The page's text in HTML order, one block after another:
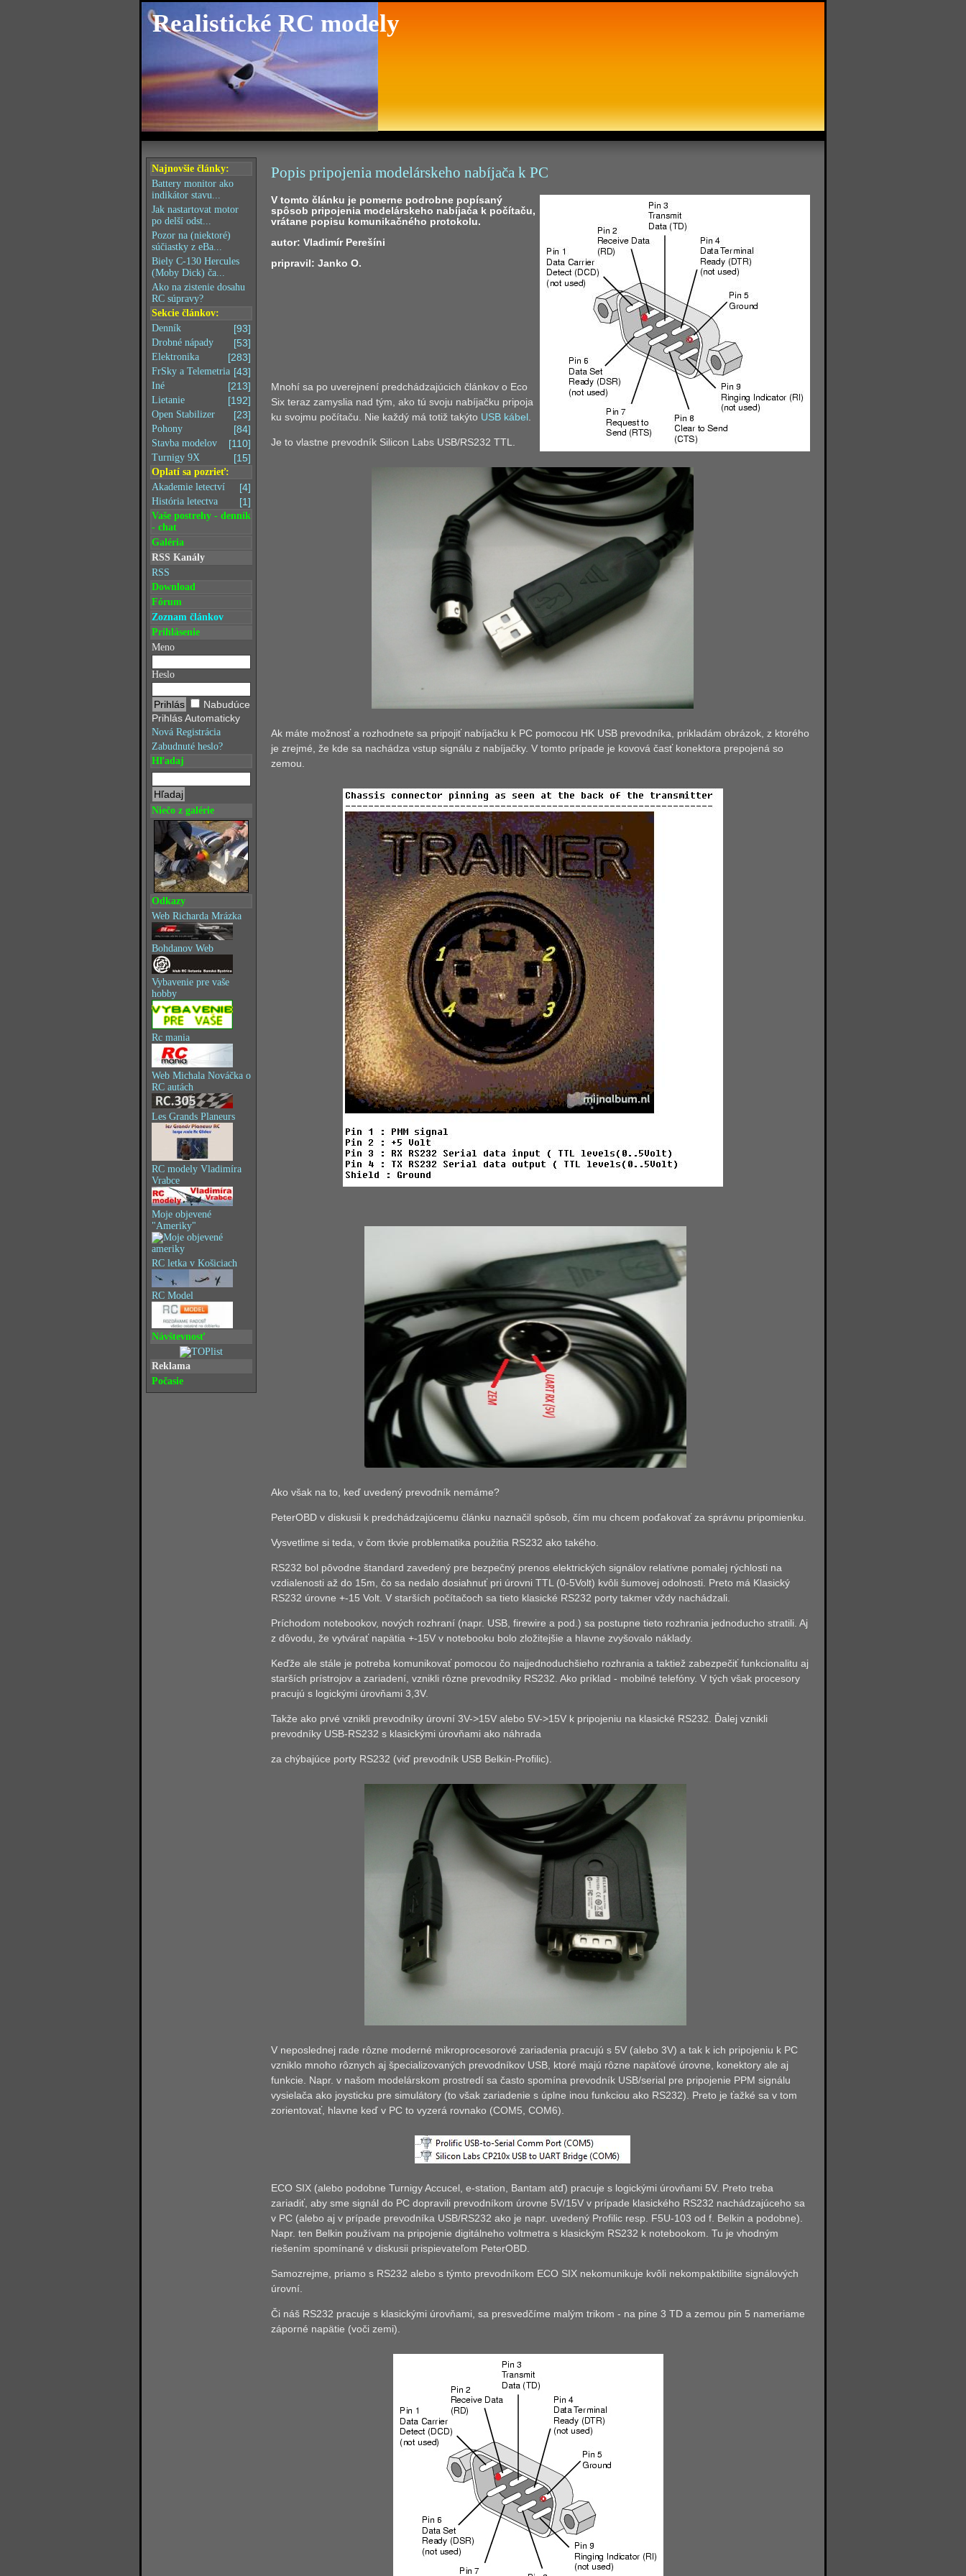
Realistické RC modely
Najnovšie články:
Battery monitor ako
indikátor stavu...
Jak nastartovat motor
po delší odst...
Pozor na (niektoré)
súčiastky z eBa...
Biely C-130 Hercules
(Moby Dick) ča...
Ako na zistenie dosahu
RC súpravy?
Sekcie článkov:
[93]
Denník
[53]
Drobné nápady
[283]
Elektronika
[43]
FrSky a Telemetria
[213]
Iné
[192]
Lietanie
[23]
Open Stabilizer
[84]
Pohony
[110]
Stavba modelov
[15]
Turnigy 9X
Oplatí sa pozrieť:
[4]
Akademie letectví
[1]
História letectva
Vaše postrehy - denník
- chat
Galéria
RSS Kanály
RSS
Download
Fórum
Zoznam článkov
Prihlásenie
Meno
Heslo
Nabudúce
Prihlás Automaticky
Nová Registrácia
Zabudnuté heslo?
Hľadaj
Niečo z galérie
Odkazy
Web Richarda Mrázka
Bohdanov Web
Vybavenie pre vaše
hobby
Rc mania
Web Michala Nováčka o
RC autách
Les Grands Planeurs
RC modely Vladimíra
Vrabce
Moje objevené
"Ameriky"
RC letka v Košiciach
RC Model
Návštevnosť
Reklama
Počasie
Popis pripojenia modelárskeho nabíjača k PC
V tomto článku je pomerne podrobne popísaný
spôsob pripojenia modelárskeho nabíjača k počítaču,
vrátane popisu komunikačného protokolu.
autor: Vladimír Perešíni
pripravil: Janko O.
Mnohí sa po uverejnení predchádzajúcich článkov o Eco
Six teraz zamyslia nad tým, ako tú svoju nabíjačku pripoja
ku svojmu počítaču. Nie každý má totiž takýto USB kábel
Je to vlastne prevodník Silicon Labs USB/RS232 TTL.
Ak máte možnosť a rozhodnete sa pripojiť nabíjačku k PC pomocou HK USB prevodníka, prikladám obrázok, z ktorého
je zrejmé, že kde sa nachádza vstup signálu z nabíjačky. V tomto prípade je kovová časť konektora prepojená so
zemou.
Ako však na to, keď uvedený prevodník nemáme?
PeterOBD v diskusii k predchádzajúcemu článku naznačil spôsob, čím mu chcem poďakovať za správnu pripomienku.
Vysvetlime si teda, v čom tkvie problematika použitia RS232 ako takého.
RS232 bol pôvodne štandard zavedený pre bezpečný prenos elektrických signálov relatívne pomalej rýchlosti na
vzdialenosti až do 15m, čo sa nedalo dosiahnuť pri úrovni TTL (0-5Volt) kvôli šumovej odolnosti. Preto má Klasický
RS232 úrovne +-15 Volt. V starších počítačoch sa tieto klasické RS232 porty takmer vždy nachádzali.
Príchodom notebookov, nových rozhraní (napr. USB, firewire a pod.) sa postupne tieto rozhrania jednoducho stratili. Aj
z dôvodu, že vytvárať napätia +-15V v notebooku bolo zložitejšie a hlavne zvyšovalo náklady.
Keďže ale stále je potreba komunikovať pomocou čo najjednoduchšieho rozhrania a taktiež zabezpečiť funkcionalitu aj
starších prístrojov a zariadení, vznikli rôzne prevodníky RS232. Ako príklad - mobilné telefóny. V tých však procesory
pracujú s logickými úrovňami 3,3V.
Takže ako prvé vznikli prevodníky úrovní 3V->15V alebo 5V->15V k pripojeniu na klasické RS232. Ďalej vznikli
prevodníky USB-RS232 s klasickými úrovňami ako náhrada
za chýbajúce porty RS232 (viď prevodník USB Belkin-Profilic).
V neposlednej rade rôzne moderné mikroprocesorové zariadenia pracujú s 5V (alebo 3V) a tak k ich pripojeniu k PC
vzniklo mnoho rôznych aj špecializovaných prevodníkov USB, ktoré majú rôzne napäťové úrovne, konektory ale aj
funkcie. Napr. v našom modelárskom prostredí sa často spomína prevodník USB/serial pre pripojenie PPM signálu
vysielača ako joysticku pre simulátory (to však zariadenie s úplne inou funkciou ako RS232). Preto je ťažké sa v tom
zorientovať, hlavne keď v PC to vyzerá rovnako (COM5, COM6).
ECO SIX (alebo podobne Turnigy Accucel, e-station, Bantam atď) pracuje s logickými úrovňami 5V. Preto treba
zariadiť, aby sme signál do PC dopravili prevodníkom úrovne 5V/15V v prípade klasického RS232 nachádzajúceho sa
v PC (alebo aj v prípade prevodníka USB/RS232 ako je napr. uvedený Profilic resp. F5U-103 od f. Belkin a podobne).
Napr. ten Belkin používam na pripojenie digitálneho voltmetra s klasickým RS232 k notebookom. Tu je vhodným
riešením spomínané v diskusii prispievateľom PeterOBD.
Samozrejme, priamo s RS232 alebo s týmto prevodníkom ECO SIX nekomunikuje kvôli nekompaktibilite signálových
úrovní.
Či náš RS232 pracuje s klasickými úrovňami, sa presvedčíme malým trikom - na pine 3 TD a zemou pin 5 nameriame
záporné napätie (voči zemi).